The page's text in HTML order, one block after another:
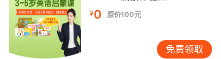
make an appointment with a cardiologist. Is
this the registration desk?
描述症状： I’ve been having chest pain for
two days. I feel dizzy and nauseous.
¥0 原价100元
免费领取